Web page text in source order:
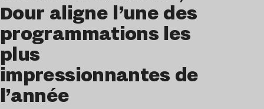
Dour aligne l’une des
programmations les
plus
impressionnantes de
l’année